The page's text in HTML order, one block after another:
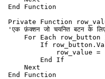
End Function
Private Function
'एक फ़ंक्शन जो चयनित बटन के
For Each row_button
If
row_value =
         End If
     Next
End Function